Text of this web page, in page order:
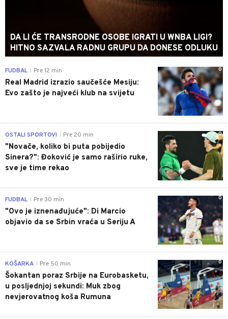
DA LI ĆE TRANSRODNE OSOBE IGRATI U WNBA LIGI?
HITNO SAZVALA RADNU GRUPU DA DONESE ODLUKU
0
FUDBAL Pre 12 min
Real Madrid izrazio saučešće Mesiju:
Evo zašto je najveći klub na svijetu
0
OSTALI SPORTOVI Pre 20 min
"Novače, koliko bi puta pobijedio
Sinera?": Đoković je samo raširio ruke,
sve je time rekao
0
FUDBAL Pre 30 min
"Ovo je iznenađujuće": Di Marcio
objavio da se Srbin vraća u Seriju A
0
KOŠARKA Pre 50 min
Šokantan poraz Srbije na Eurobasketu,
u posljednjoj sekundi: Muk zbog
nevjerovatnog koša Rumuna